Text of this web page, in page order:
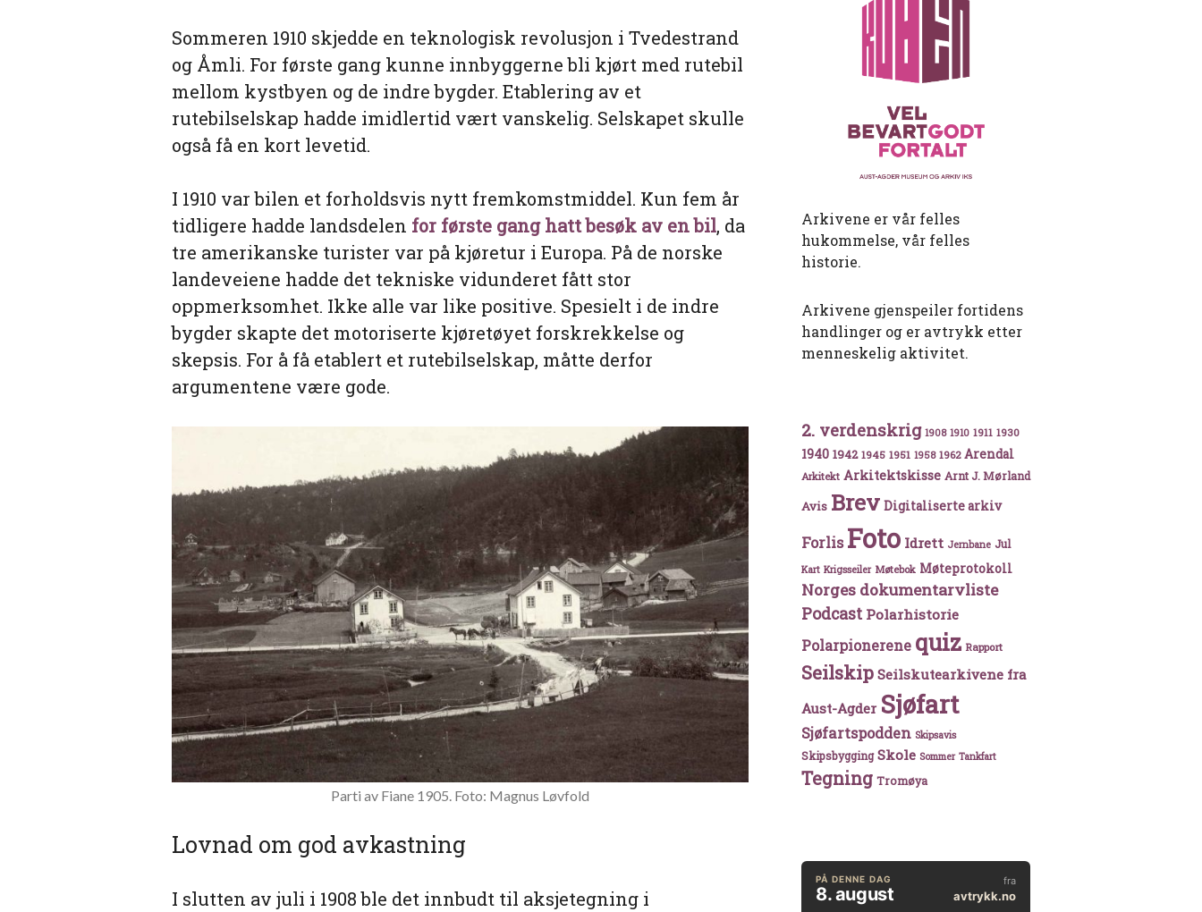
Sommeren 1910 skjedde en teknologisk revolusjon i Tvedestrand
og Åmli. For første gang kunne innbyggerne bli kjørt med rutebil
mellom kystbyen og de indre bygder. Etablering av et
rutebilselskap hadde imidlertid vært vanskelig. Selskapet skulle
også få en kort levetid.
I 1910 var bilen et forholdsvis nytt fremkomstmiddel. Kun fem år
tidligere hadde landsdelen for første gang hatt besøk av en bil, da
tre amerikanske turister var på kjøretur i Europa. På de norske
landeveiene hadde det tekniske vidunderet fått stor
oppmerksomhet. Ikke alle var like positive. Spesielt i de indre
bygder skapte det motoriserte kjøretøyet forskrekkelse og
skepsis. For å få etablert et rutebilselskap, måtte derfor
argumentene være gode.
Parti av Fiane 1905. Foto: Magnus Løvfold
Lovnad om god avkastning
I slutten av juli i 1908 ble det innbudt til aksjetegning i
Arkivene er vår felles
hukommelse, vår felles
historie.
Arkivene gjenspeiler fortidens
handlinger og er avtrykk etter
menneskelig aktivitet.
2. verdenskrig 1908 1910 1911 1930
1940 1942 1945 1951 1958 1962 Arendal
Arkitekt Arkitektskisse Arnt J. Mørland
Avis Brev Digitaliserte arkiv
Forlis Foto Idrett Jernbane Jul
Kart Krigsseiler Møtebok Møteprotokoll
Norges dokumentarvliste
Podcast Polarhistorie
Polarpionerene quiz Rapport
Seilskip Seilskutearkivene fra
Aust-Agder Sjøfart
Sjøfartspodden Skipsavis
Skipsbygging Skole Sommer Tankfart
Tegning Tromøya